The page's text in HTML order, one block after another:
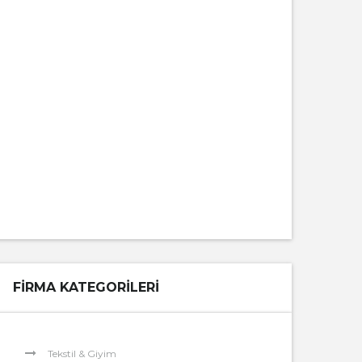
FIRMA KATEGORILERI
Tekstil & Giyim